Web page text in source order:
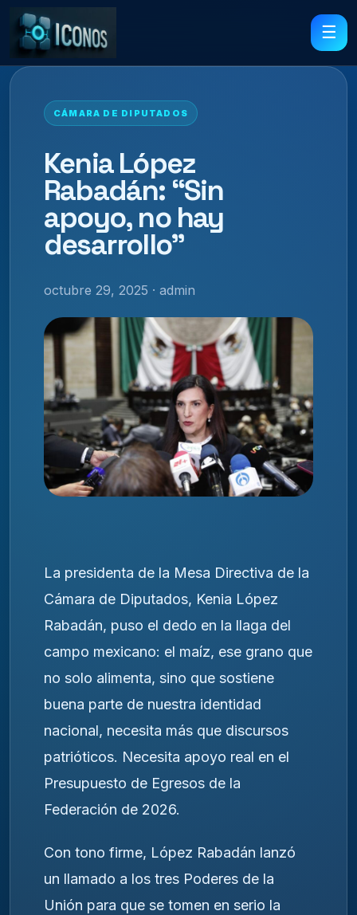
☰
CÁMARA DE DIPUTADOS
Kenia López
Rabadán: “Sin
apoyo, no hay
desarrollo”
octubre 29, 2025 · admin
La presidenta de la Mesa Directiva de la
Cámara de Diputados, Kenia López
Rabadán, puso el dedo en la llaga del
campo mexicano: el maíz, ese grano que
no solo alimenta, sino que sostiene
buena parte de nuestra identidad
nacional, necesita más que discursos
patrióticos. Necesita apoyo real en el
Presupuesto de Egresos de la
Federación de 2026.
Con tono firme, López Rabadán lanzó
un llamado a los tres Poderes de la
Unión para que se tomen en serio la